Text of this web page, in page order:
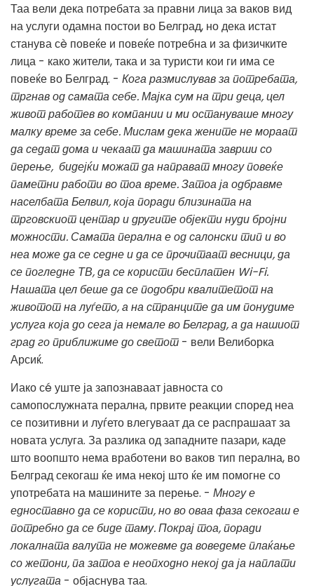
Таа вели дека потребата за правни лица за ваков вид
на услуги одамна постои во Белград, но дека истат
станува сè повеќе и повеќе потребна и за физичките
лица - како жители, така и за туристи кои ги има се
повеќе во Белград. - Кога размислував за потребата,
тргнав од самата себе. Мајка сум на три деца, цел
живот работев во компании и ми остануваше многу
малку време за себе. Мислам дека жените не мораат
да седат дома и чекаат да машината заврши со
перење, бидејќи можат да направат многу повеќе
паметни работи во тоа време. Затоа ја одбравме
населбата Белвил, која поради близината на
трговскиот центар и другите објекти нуди бројни
можности. Самата перална е од салонски тип и во
неа може да се седне и да се прочитаат весници, да
се погледне ТВ, да се користи бесплатен Wi-Fi.
Нашата цел беше да се подобри квалитетот на
животот на луѓето, а на странците да им понудиме
услуга која до сега ја немале во Белград, а да нашиот
град го приближиме до светот - вели Велиборка
Арсиќ.
Иако сé уште ја запознаваат јавноста со
самопослужната перална, првите реакции според неа
се позитивни и луѓето влегуваат да се распрашаат за
новата услуга. За разлика од западните пазари, каде
што воопшто нема вработени во ваков тип перална, во
Белград секогаш ќе има некој што ќе им помогне со
употребата на машините за перење. - Многу е
едноставно да се користи, но во оваа фаза секогаш е
потребно да се биде таму. Покрај тоа, поради
локалната валута не можевме да воведеме плаќање
со жетони, па затоа е неопходно некој да ја наплати
услугата - објаснува таа.